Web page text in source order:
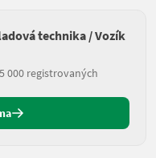
technika / Vozík
000 registrovaných